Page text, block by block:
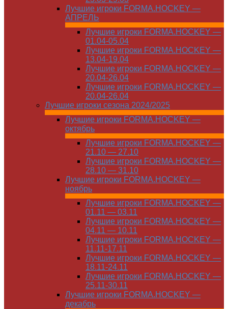
Лучшие игроки FORMA.HOCKEY —
АПРЕЛЬ
Лучшие игроки FORMA.HOCKEY —
01.04-05.04
Лучшие игроки FORMA.HOCKEY —
13.04-19.04
Лучшие игроки FORMA.HOCKEY —
20.04-26.04
Лучшие игроки FORMA.HOCKEY —
20.04-26.04
Лучшие игроки сезона 2024/2025
Лучшие игроки FORMA.HOCKEY —
октябрь
Лучшие игроки FORMA.HOCKEY —
21.10 — 27.10
Лучшие игроки FORMA.HOCKEY —
28.10 — 31.10
Лучшие игроки FORMA.HOCKEY —
ноябрь
Лучшие игроки FORMA.HOCKEY —
01.11 — 03.11
Лучшие игроки FORMA.HOCKEY —
04.11 — 10.11
Лучшие игроки FORMA.HOCKEY —
11.11-17.11
Лучшие игроки FORMA.HOCKEY —
18.11-24.11
Лучшие игроки FORMA.HOCKEY —
25.11-30.11
Лучшие игроки FORMA.HOCKEY —
декабрь